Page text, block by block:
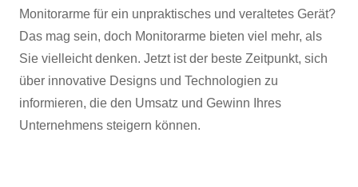
Monitorarme für ein unpraktisches und veraltetes Gerät?
Das mag sein, doch Monitorarme bieten viel mehr, als
Sie vielleicht denken. Jetzt ist der beste Zeitpunkt, sich
über innovative Designs und Technologien zu
informieren, die den Umsatz und Gewinn Ihres
Unternehmens steigern können.